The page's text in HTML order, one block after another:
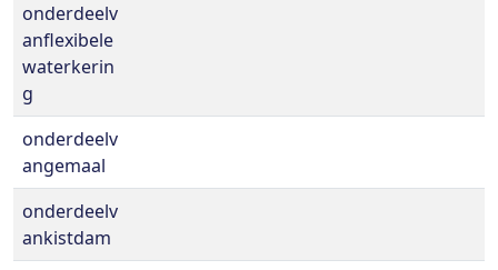
onderdeelv
anflexibele
waterkerin
g
onderdeelv
angemaal
onderdeelv
ankistdam